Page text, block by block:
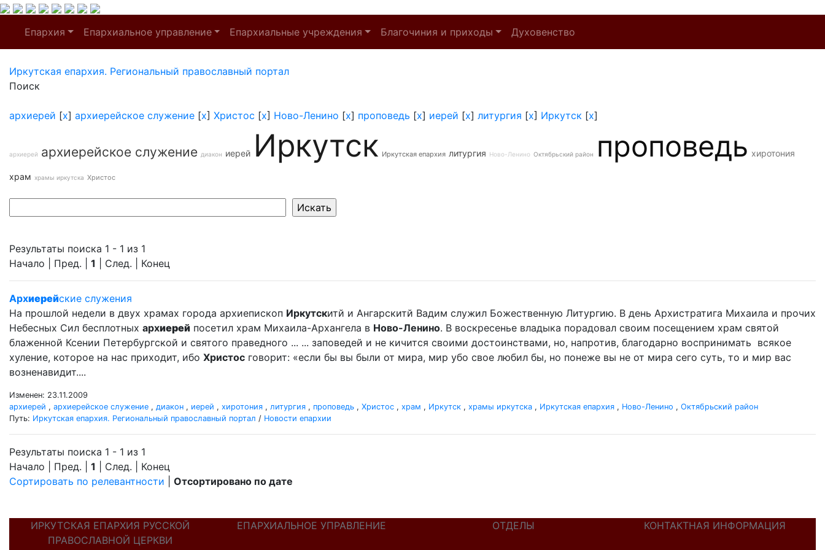
Епархия Епархиальное управление Епархиальные учреждения Благочиния и приходы Духовенство
Иркутская епархия. Региональный православный портал
Поиск
архиерей [x] архиерейское служение [x] Христос [x] Ново-Ленино [x] проповедь [x] иерей [x] литургия [x] Иркутск [x]
архиерей архиерейское служение диакон иерей Иркутск Иркутская епархия литургия Ново-Ленино Октябрьский район проповедь хиротония
храм храмы иркутска Христос
Результаты поиска 1 - 1 из 1
Начало | Пред. | 1 | След. | Конец
Архиерейские служения
На прошлой недели в двух храмах города архиепископ Иркутскитй и Ангарскитй Вадим служил Божественную Литургию. В день Архистратига Михаила и прочих
Небесных Сил бесплотных архиерей посетил храм Михаила-Архангела в Ново-Ленино. В воскресенье владыка порадовал своим посещением храм святой
блаженной Ксении Петербургской и святого праведного ... ... заповедей и не кичится своими достоинствами, но, напротив, благодарно воспринимать всякое
хуление, которое на нас приходит, ибо Христос говорит: «если бы вы были от мира, мир убо свое любил бы, но понеже вы не от мира сего суть, то и мир вас
возненавидит....
Изменен: 23.11.2009
архиерей , архиерейское служение , диакон , иерей , хиротония , литургия , проповедь , Христос , храм , Иркутск , храмы иркутска , Иркутская епархия , Ново-Ленино , Октябрьский район
Путь: Иркутская епархия. Региональный православный портал / Новости епархии
Результаты поиска 1 - 1 из 1
Начало | Пред. | 1 | След. | Конец
Сортировать по релевантности
Отсортировано по дате
ИРКУТСКАЯ ЕПАРХИЯ РУССКОЙ
ПРАВОСЛАВНОЙ ЦЕРКВИ
ЕПАРХИАЛЬНОЕ УПРАВЛЕНИЕ ОТДЕЛЫ КОНТАКТНАЯ ИНФОРМАЦИЯ